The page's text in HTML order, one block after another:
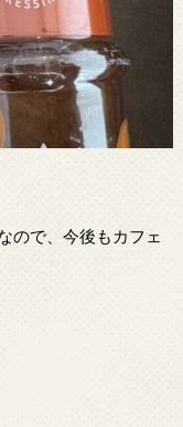
ので、今後もカフェ